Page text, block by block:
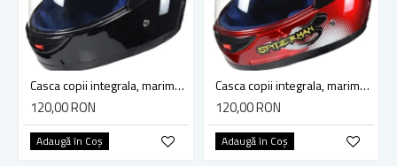
Casca copii integrala, marime 47-48 cm, culoare negru
120,00 RON
Adaugă în Coş
Casca copii integrala, marime 47-48 cm, culoare rosu/alb
120,00 RON
Adaugă în Coş